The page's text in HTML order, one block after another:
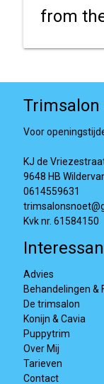
from
Trimsalon
Voor
KJ de
9648 HB
0614559631
Kvk nr. 61584150
Advies
Behandelingen &
De trimsalon
Konijn & Cavia
Puppytrim
Over Mij
Tarieven
Contact